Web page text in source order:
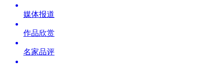
媒体报道
作品欣赏
名家品评